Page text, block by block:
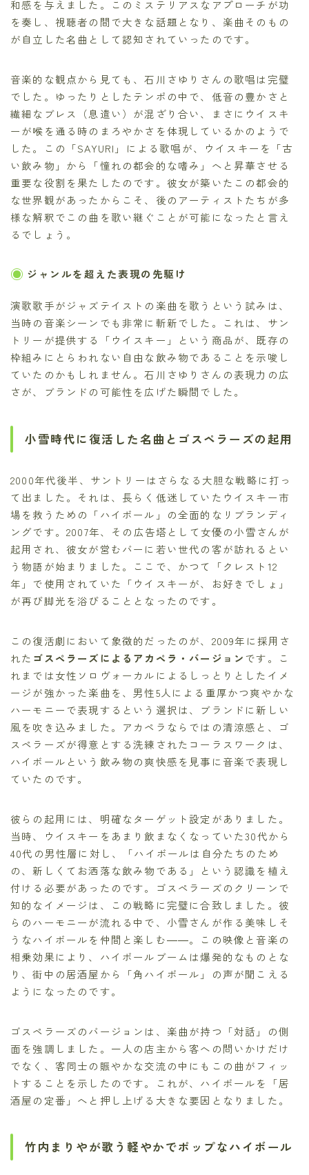
和感を与えました。このミステリアスなアプローチが功
を奏し、視聴者の間で大きな話題となり、楽曲そのもの
が自立した名曲として認知されていったのです。
音楽的な観点から見ても、石川さゆりさんの歌唱は完璧
でした。ゆったりとしたテンポの中で、低音の豊かさと
繊細なブレス（息遣い）が混ざり合い、まさにウイスキ
ーが喉を通る時のまろやかさを体現しているかのようで
した。この「SAYURI」による歌唱が、ウイスキーを「古
い飲み物」から「憧れの都会的な嗜み」へと昇華させる
重要な役割を果たしたのです。彼女が築いたこの都会的
な世界観があったからこそ、後のアーティストたちが多
様な解釈でこの曲を歌い継ぐことが可能になったと言え
るでしょう。
ジャンルを超えた表現の先駆け
演歌歌手がジャズテイストの楽曲を歌うという試みは、
当時の音楽シーンでも非常に斬新でした。これは、サン
トリーが提供する「ウイスキー」という商品が、既存の
枠組みにとらわれない自由な飲み物であることを示唆し
ていたのかもしれません。石川さゆりさんの表現力の広
さが、ブランドの可能性を広げた瞬間でした。
小雪時代に復活した名曲とゴスペラーズの起用
2000年代後半、サントリーはさらなる大胆な戦略に打っ
て出ました。それは、長らく低迷していたウイスキー市
場を救うための「ハイボール」の全面的なリブランディ
ングです。2007年、その広告塔として女優の小雪さんが
起用され、彼女が営むバーに若い世代の客が訪れるとい
う物語が始まりました。ここで、かつて「クレスト12
年」で使用されていた「ウイスキーが、お好きでしょ」
が再び脚光を浴びることとなったのです。
この復活劇において象徴的だったのが、2009年に採用さ
れた ゴスペラーズによるアカペラ・バージョンです。こ
れまでは女性ソロヴォーカルによるしっとりとしたイメ
ージが強かった楽曲を、男性5人による重厚かつ爽やかな
ハーモニーで表現するという選択は、ブランドに新しい
風を吹き込みました。アカペラならではの清涼感と、ゴ
スペラーズが得意とする洗練されたコーラスワークは、
ハイボールという飲み物の爽快感を見事に音楽で表現し
ていたのです。
彼らの起用には、明確なターゲット設定がありました。
当時、ウイスキーをあまり飲まなくなっていた30代から
40代の男性層に対し、「ハイボールは自分たちのため
の、新しくてお洒落な飲み物である」という認識を植え
付ける必要があったのです。ゴスペラーズのクリーンで
知的なイメージは、この戦略に完璧に合致しました。彼
らのハーモニーが流れる中で、小雪さんが作る美味しそ
うなハイボールを仲間と楽しむ――。この映像と音楽の
相乗効果により、ハイボールブームは爆発的なものとな
り、街中の居酒屋から「角ハイボール」の声が聞こえる
ようになったのです。
ゴスペラーズのバージョンは、楽曲が持つ「対話」の側
面を強調しました。一人の店主から客への問いかけだけ
でなく、客同士の賑やかな交流の中にもこの曲がフィッ
トすることを示したのです。これが、ハイボールを「居
酒屋の定番」へと押し上げる大きな要因となりました。
竹内まりやが歌う軽やかでポップなハイボール